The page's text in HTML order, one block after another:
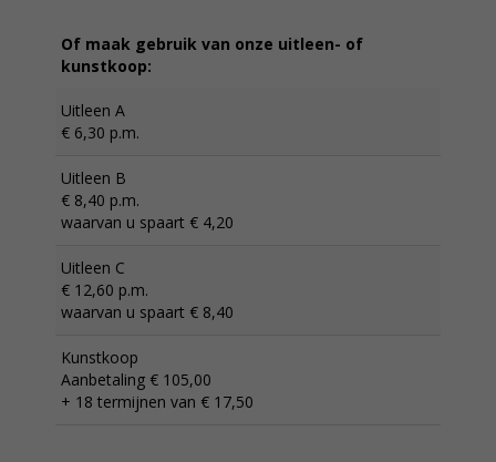
Of maak gebruik van onze uitleen- of
kunstkoop:
Uitleen A
€ 6,30 p.m.
Uitleen B
€ 8,40 p.m.
waarvan u spaart € 4,20
Uitleen C
€ 12,60 p.m.
waarvan u spaart € 8,40
Kunstkoop
Aanbetaling € 105,00
+ 18 termijnen van € 17,50